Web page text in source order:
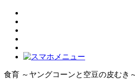
食育 ～ヤングコーンと空豆の皮むき